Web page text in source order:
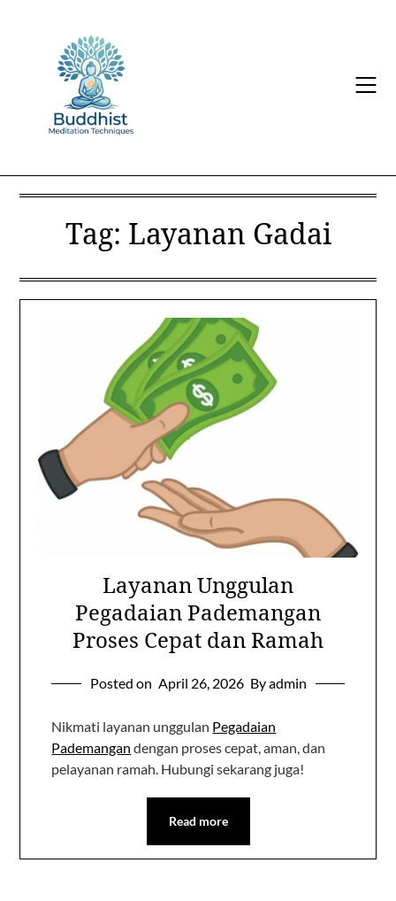
Tag: Layanan Gadai
Layanan Unggulan
Pegadaian Pademangan
Proses Cepat dan Ramah
Posted on April 26, 2026 By admin
Nikmati layanan unggulan Pegadaian
Pademangan dengan proses cepat, aman, dan
pelayanan ramah. Hubungi sekarang juga!
Read more